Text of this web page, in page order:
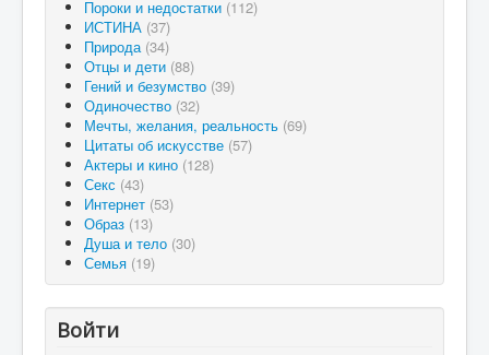
Пороки и недостатки (112)
ИСТИНА (37)
Природа (34)
Отцы и дети (88)
Гений и безумство (39)
Одиночество (32)
Мечты, желания, реальность (69)
Цитаты об искусстве (57)
Актеры и кино (128)
Секс (43)
Интернет (53)
Образ (13)
Душа и тело (30)
Семья (19)
Войти